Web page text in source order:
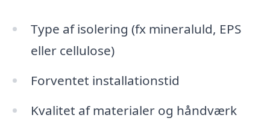
Type af isolering (fx mineraluld, EPS
eller cellulose)
Forventet installationstid
Kvalitet af materialer og håndværk